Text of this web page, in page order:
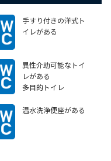
手すり付きの洋式ト
イレがある
異性介助可能なトイ
レがある
多目的トイレ
温水洗浄便座がある